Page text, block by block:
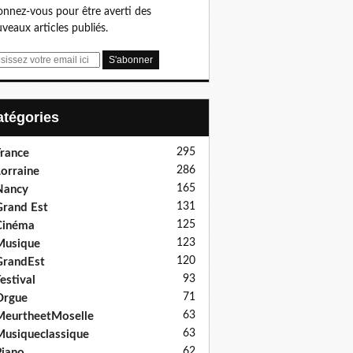
vous pour être averti des
articles publiés.
295
286
165
Est 131
125
123
120
93
71
63
63